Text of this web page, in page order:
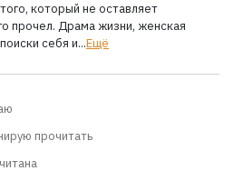
который не оставляет
прочел. Драма жизни, женская
себя и...Ещё
прочитать